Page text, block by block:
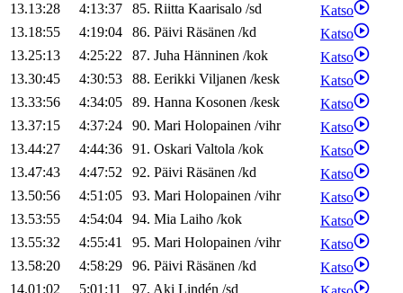
13.13:28
4:13:37 85. Riitta Kaarisalo /sd
Katso
13.18:55
4:19:04 86. Päivi Räsänen /kd
Katso
13.25:13
4:25:22 87. Juha Hänninen /kok
Katso
13.30:45
4:30:53 88. Eerikki Viljanen /kesk
Katso
13.33:56
4:34:05 89. Hanna Kosonen /kesk
Katso
13.37:15
4:37:24 90. Mari Holopainen /vihr
Katso
13.44:27
4:44:36 91. Oskari Valtola /kok
Katso
13.47:43
4:47:52 92. Päivi Räsänen /kd
Katso
13.50:56
4:51:05 93. Mari Holopainen /vihr
Katso
13.53:55
4:54:04 94. Mia Laiho /kok
Katso
13.55:32
4:55:41 95. Mari Holopainen /vihr
Katso
13.58:20
4:58:29 96. Päivi Räsänen /kd
Katso
14.01:02
5:01:11 97. Aki Lindén /sd